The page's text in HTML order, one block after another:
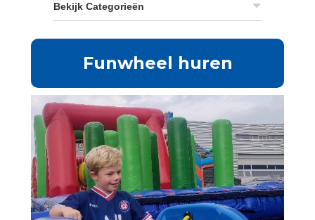
Bekijk Categorieën
Funwheel huren